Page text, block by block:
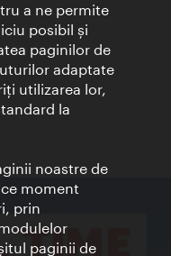
a ne permite
posibil şi
paginilor de
adaptate
utilizarea lor,
la
noastre de
moment
prin
paginii de